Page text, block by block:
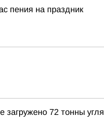
пения на праздник
72 тонны угля